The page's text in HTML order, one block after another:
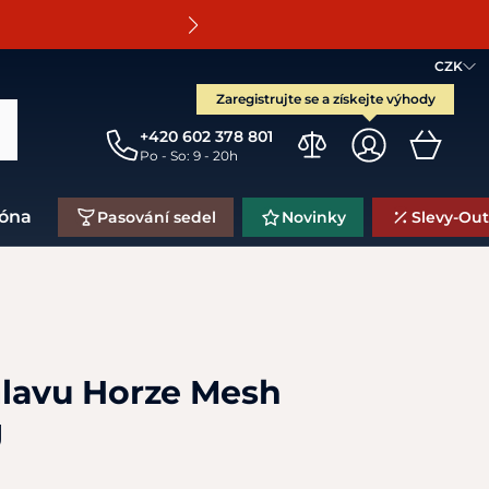
CZK
Zaregistrujte se a získejte výhody
+420 602 378 801
Po - So: 9 - 20h
Pasování sedel Novinky Slevy-
Horze Mesh